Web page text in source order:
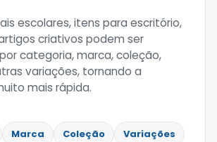
escolares, itens para escritório,
criativos podem ser
categoria, marca, coleção,
variações, tornando a
mais rápida.
Marca Coleção Variações